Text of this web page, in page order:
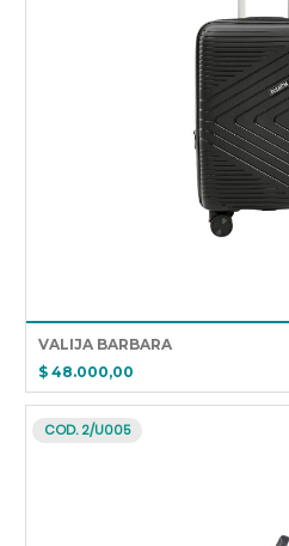
VALIJA BARBARA
$ 48.000,00
COD. 2/U005